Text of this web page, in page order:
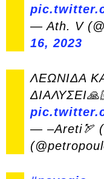
— Ath. V
16, 2023
ΛΕΩΝΙΔΑ
— –Areti🏹